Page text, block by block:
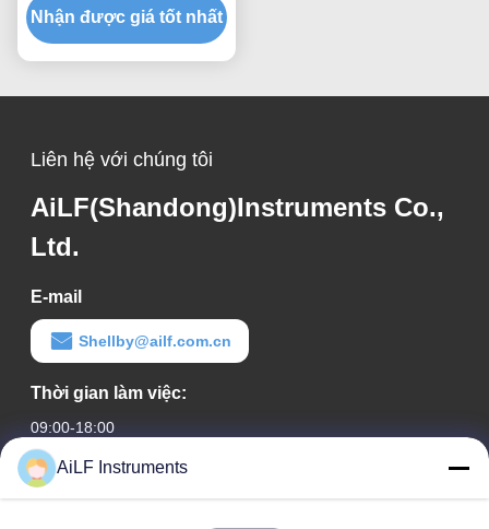
dò
Nhận được giá tốt nhất
Liên hệ với chúng tôi
AiLF(Shandong)Instruments Co.,
Ltd.
E-mail
Shellby@ailf.com.cn
Thời gian làm việc:
09:00-18:00
Địa chỉ của chúng tôi
AiLF Instruments